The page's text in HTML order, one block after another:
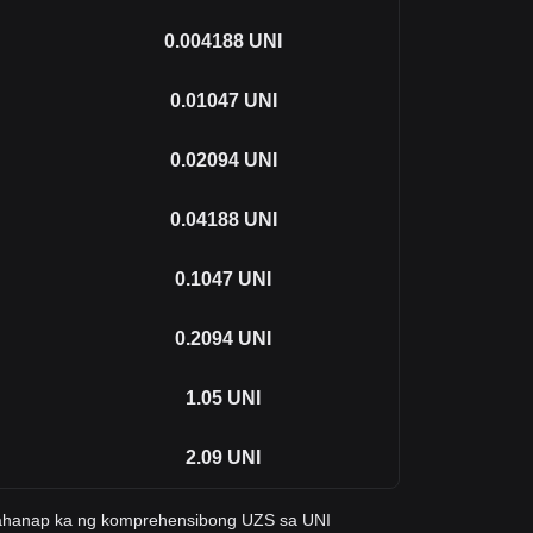
0.004188 UNI
0.01047 UNI
0.02094 UNI
0.04188 UNI
0.1047 UNI
0.2094 UNI
1.05 UNI
2.09 UNI
ka ng komprehensibong UZS sa UNI